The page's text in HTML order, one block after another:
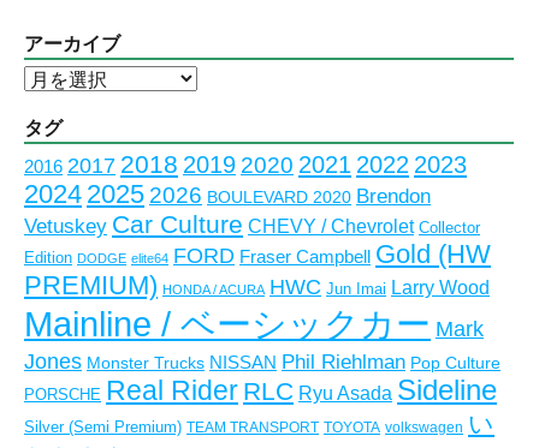
アーカイブ
ア
カ
ブ
タグ
2016 2017 2018 2019 2020 2021 2022 2023
2024 2025 2026 BOULEVARD 2020 Brendon
Vetuskey Car Culture CHEVY / Chevrolet Collector
Edition DODGE elite64 FORD Fraser Campbell
Gold (HW
PREMIUM) HONDA / ACURA HWC Jun Imai Larry Wood
Mainline / ベーシックカー Mark
Jones Monster Trucks NISSAN Phil Riehlman Pop Culture
PORSCHE Real Rider RLC Ryu Asada Sideline
Silver (Semi Premium) TEAM TRANSPORT TOYOTA volkswagen い